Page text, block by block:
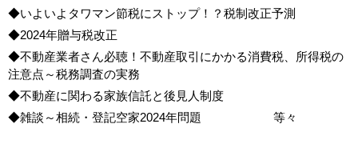
◆いよいよタワマン節税にストップ！？税制改正予測
◆2024年贈与税改正
◆不動産業者さん必聴！不動産取引にかかる消費税、所得税の
注意点～税務調査の実務
◆不動産に関わる家族信託と後見人制度
◆雑談～相続・登記空家2024年問題 等々